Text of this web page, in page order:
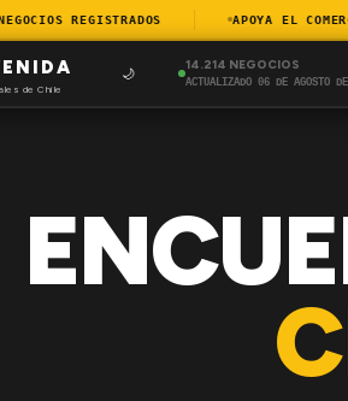
REGISTRADOS APOYA EL
de Chile
🌙
14.214 NEGOCIOS
ACTUALIZADO 06 DE AGOSTO